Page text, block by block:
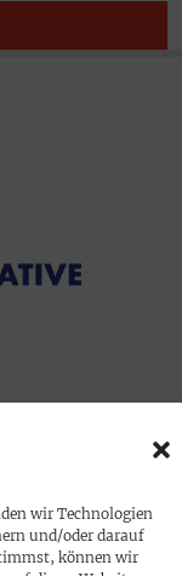
wir Technologien
und/oder darauf
können wir